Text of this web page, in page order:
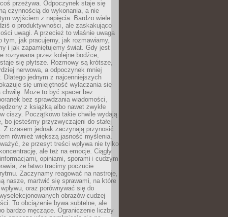
przeżywa. Odpoczynek staje się
czynnością do wykonania, a nie
wyjściem z napięcia. Bardzo wiele
o produktywności, ale zaskakująco
uwagi. A przecież to właśnie uwaga
tym, jak pracujemy, jak rozmawiamy,
i jak zapamiętujemy świat. Gdy jest
rozrywana przez kolejne bodźce,
się płytsze. Rozmowy są krótsze,
nerwowa, a odpoczynek mniej
Dlatego jednym z najcenniejszych
się umiejętność wyłączania się
chwilę. Może to być spacer bez
bez sprawdzania wiadomości,
z książką albo nawet zwykłe
ciszy. Początkowo takie chwile wydają
bo jesteśmy przyzwyczajeni do stałej
Z czasem jednak zaczynają przynosić
również większą jasność myślenia.
że przesyt treści wpływa nie tylko
ale też na emocje. Ciągły
opiniami, sporami i cudzym
że łatwo tracimy poczucie
Zaczynamy reagować na nastroje,
nasze, martwić się sprawami, na które
oraz porównywać się do
obrazów cudzej
To obciążenie bywa subtelne, ale
bardzo męczące. Ograniczenie liczby